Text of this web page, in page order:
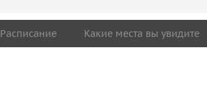
Расписание Какие места вы увидите